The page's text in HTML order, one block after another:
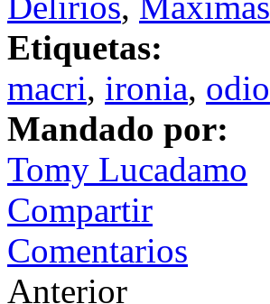
Etiquetas:
macri, ironia, odio
Mandado por:
Tomy Lucadamo
Compartir
Comentarios
Anterior